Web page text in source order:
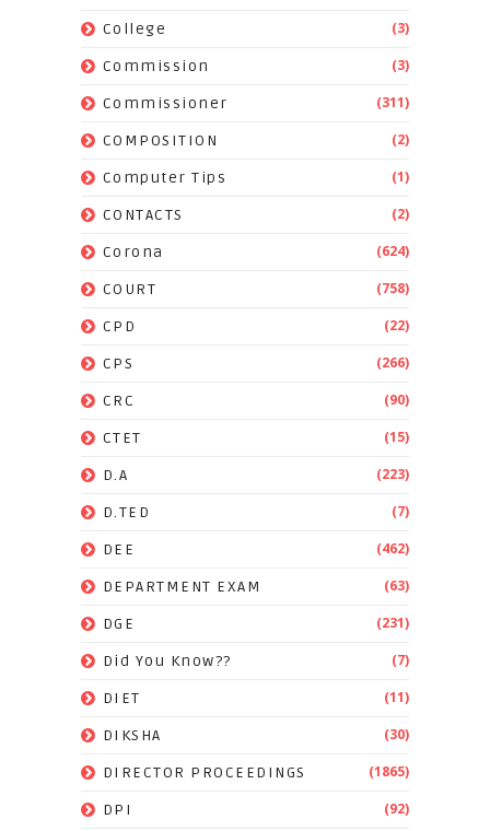
College (3)
Commission (3)
Commissioner (311)
COMPOSITION (2)
Computer Tips (1)
CONTACTS (2)
Corona (624)
COURT (758)
CPD (22)
CPS (266)
CRC (90)
CTET (15)
D.A (223)
D.TED (7)
DEE (462)
DEPARTMENT EXAM (63)
DGE (231)
Did You Know?? (7)
DIET (11)
DIKSHA (30)
DIRECTOR PROCEEDINGS (1865)
DPI (92)